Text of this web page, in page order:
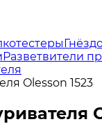
Разветвители
Olesson 1523